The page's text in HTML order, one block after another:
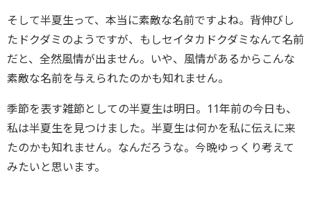
そして半夏生って、本当に素敵な名前ですよね。背伸びし
たドクダミのようですが、もしセイタカドクダミなんて名前
だと、全然風情が出ません。いや、風情があるからこんな
素敵な名前を与えられたのかも知れません。
季節を表す雑節としての半夏生は明日。11年前の今日も、
私は半夏生を見つけました。半夏生は何かを私に伝えに来
たのかも知れません。なんだろうな。今晩ゆっくり考えて
みたいと思います。